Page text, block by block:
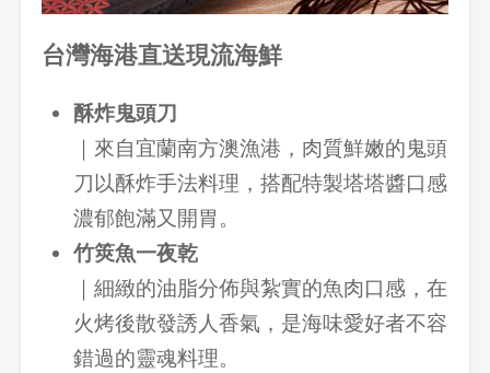
台灣海港直送現流海鮮
酥炸鬼頭刀
｜來自宜蘭南方澳漁港，肉質鮮嫩的鬼頭
刀以酥炸手法料理，搭配特製塔塔醬口感
濃郁飽滿又開胃。
竹筴魚一夜乾
｜細緻的油脂分佈與紮實的魚肉口感，在
火烤後散發誘人香氣，是海味愛好者不容
錯過的靈魂料理。
先不要